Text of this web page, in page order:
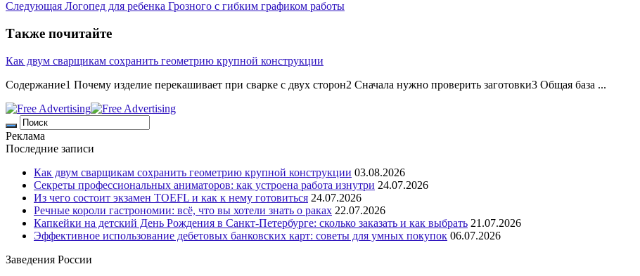
Следующая Логопед для ребенка Грозного с гибким графиком работы
Также почитайте
Как двум сварщикам сохранить геометрию крупной конструкции
Содержание1 Почему изделие перекашивает при сварке с двух сторон2 Сначала нужно проверить заготовки3 Общая база ...
Реклама
Последние записи
Как двум сварщикам сохранить геометрию крупной конструкции 03.08.2026
Секреты профессиональных аниматоров: как устроена работа изнутри 24.07.2026
Из чего состоит экзамен TOEFL и как к нему готовиться 24.07.2026
Речные короли гастрономии: всё, что вы хотели знать о раках 22.07.2026
Капкейки на детский День Рождения в Санкт-Петербурге: сколько заказать и как выбрать 21.07.2026
Эффективное использование дебетовых банковских карт: советы для умных покупок 06.07.2026
Заведения России